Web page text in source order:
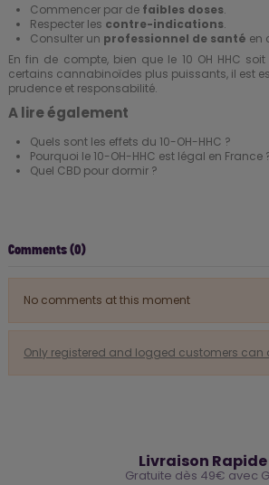
Commencer par de faibles doses.
Respecter les contre-indications.
Consulter un professionnel de santé en
En fin de compte, bien que le 10 OH HHC
certains cannabinoïdes plus puissants, il est
prudence et responsabilité.
A lire également
Quels sont les effets du 10-OH-HHC ?
Pourquoi le 10-OH-HHC est légal en France
Quel CBD pour dormir ?
Comments (0)
No comments at this moment
Only registered and logged customers
Livraison Rapide
Gratuite dès 49€ avec